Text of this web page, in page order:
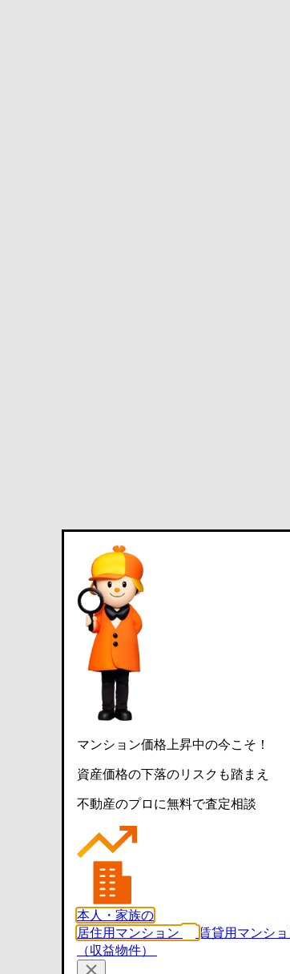
マンション価格上昇中の今こそ！
資産価格の下落のリスクも踏まえ
不動産のプロに無料で査定相談
本人・家族の
居住用マンション
賃貸用マンシ
（収益物件）